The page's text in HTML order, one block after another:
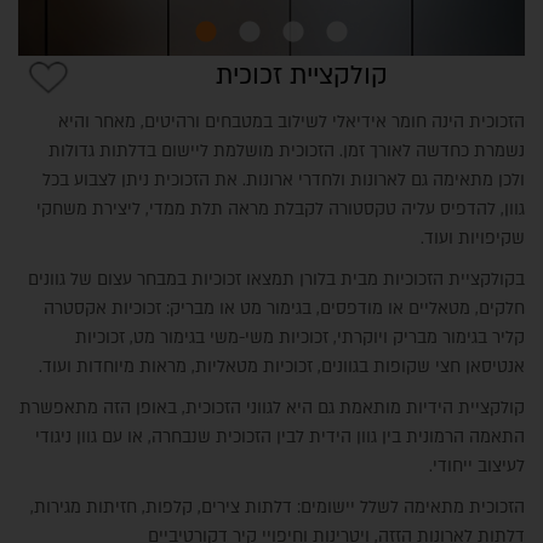
קולקציית זכוכית
הזכוכית הינה חומר אידיאלי לשילוב במטבחים ורהיטים, מאחר והיא
נשמרת כחדשה לאורך זמן. הזכוכית מושלמת ליישום בדלתות גדולות
ולכן מתאימה גם לארונות ולחדרי ארונות. את הזכוכית ניתן לצבוע בכל
גוון, להדפיס עליה טקסטורה לקבלת מראה תלת ממדי, ליצירת משחקי
שקיפויות ועוד.
בקולקציית הזכוכיות מבית בלורן תמצאו זכוכיות במבחר עצום של גוונים
חלקים, מטאליים או מודפסים, בגימור מט או מבריק: זכוכיות אקסטרה
קליר בגימור מבריק ויוקרתי, זכוכיות משי-משי בגימור מט, זכוכיות
אנטיסאן חצי שקופות בגוונים, זכוכיות מטאליות, מראות מיוחדות ועוד.
קולקציית הידיות מותאמת גם היא לגווני הזכוכית, באופן הזה מתאפשרת
התאמה הרמונית בין גוון הידית לבין הזכוכית שנבחרה, או עם גוון ניגודי
לעיצוב ייחודי.
הזכוכית מתאימה לשלל יישומים: דלתות צירים, קלפות, חזיתות מגירות,
דלתות לארונות הזזה, ויטרינות וחיפויי קיר דקורטיביים